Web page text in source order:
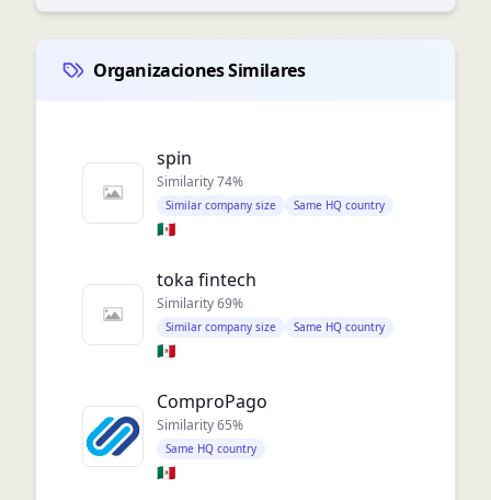
Organizaciones Similares
spin
Similarity74%
Similar company size Same HQ country
🇲🇽
toka fintech
Similarity69%
Similar company size Same HQ country
🇲🇽
ComproPago
Similarity65%
Same HQ country
🇲🇽